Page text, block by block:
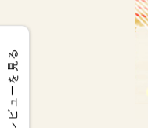
レビューを見る